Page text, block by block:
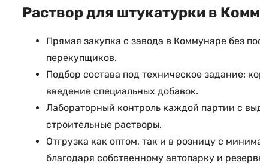
Раствор для штукатурки в
Прямая закупка с завода в Коммунаре без
перекупщиков.
Подбор состава под техническое задание:
введение специальных добавок.
Лабораторный контроль каждой партии с
строительные растворы.
Отгрузка как оптом, так и в розницу с
благодаря собственному автопарку и